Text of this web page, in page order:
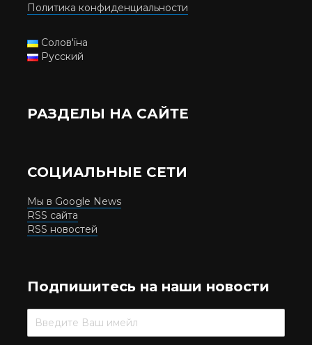
Политика конфиденциальности
Солов'їна
Русский
РАЗДЕЛЫ НА САЙТЕ
СОЦИАЛЬНЫЕ СЕТИ
Мы в Google News
RSS сайта
RSS новостей
Подпишитесь на наши новости